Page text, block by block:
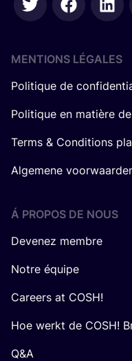
MENTIONS LÉGALES
Politique de
Politique en matière
Terms & Conditions
Algemene
Á PROPOS DE NOUS
Devenez membre
Notre équipe
Careers at COSH!
Hoe werkt de COSH!
Q&A